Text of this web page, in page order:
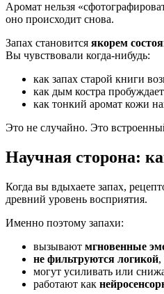
Аромат нельзя
оно происходит снова.
Запах становится якорем
Вы чувствовали когда-нибудь:
как запах старой книги
как дым костра
как тонкий аромат кожи
Это не случайно. Это
Научная сторона:
Когда вы вдыхаете запах,
древний уровень восприятия.
Именно поэтому запахи:
вызывают мгновенные
не фильтруются логикой,
могут усиливать или
работают как